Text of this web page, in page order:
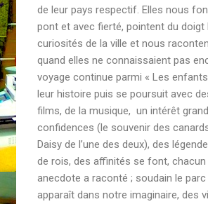
de leur pays respectif. Elles nous
pont et avec fierté, pointent du doigt
curiosités de la ville et nous
quand elles ne connaissaient pas
voyage continue parmi « Les
leur histoire puis se poursuit avec
films, de la musique, un intérêt
confidences (le souvenir des
Daisy de l’une des deux), des
de rois, des affinités se font, chacun
anecdote a raconté ; soudain le parc
apparaît dans notre imaginaire, des